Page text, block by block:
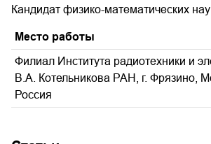
Кандидат физико-математических
Место работы
Филиал Института радиотехники и
В.А. Котельникова РАН, г. Фрязино,
Россия